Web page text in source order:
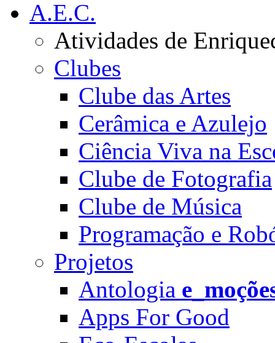
A.E.C.
Atividades de
Clubes
Clube das Artes
Cerâmica e Azulejo
Ciência Viva na
Clube de Fotografia
Clube de Música
Programação e
Projetos
Antologia
Apps For Good